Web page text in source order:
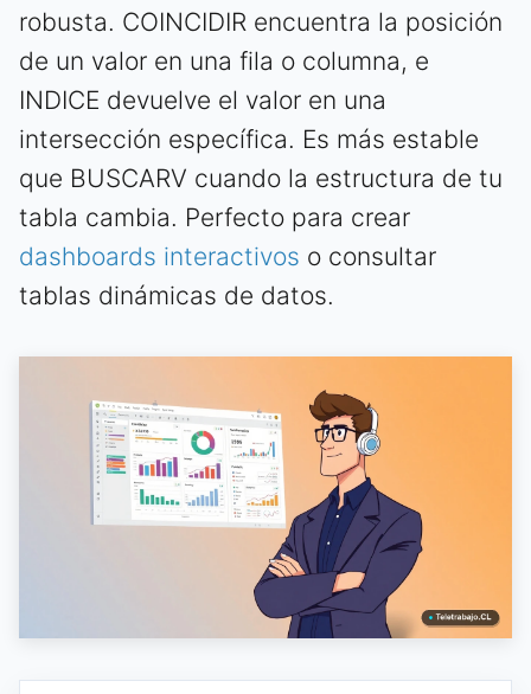
robusta. COINCIDIR encuentra la posición
de un valor en una fila o columna, e
INDICE devuelve el valor en una
intersección específica. Es más estable
que BUSCARV cuando la estructura de tu
tabla cambia. Perfecto para crear
dashboards interactivos o consultar
tablas dinámicas de datos.